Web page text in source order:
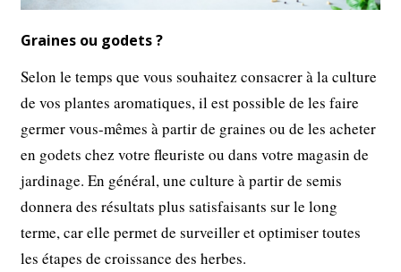
Graines ou godets ?
Selon le temps que vous souhaitez consacrer à la culture
de vos plantes aromatiques, il est possible de les faire
germer vous-mêmes à partir de graines ou de les acheter
en godets chez votre fleuriste ou dans votre magasin de
jardinage. En général, une culture à partir de semis
donnera des résultats plus satisfaisants sur le long
terme, car elle permet de surveiller et optimiser toutes
les étapes de croissance des herbes.